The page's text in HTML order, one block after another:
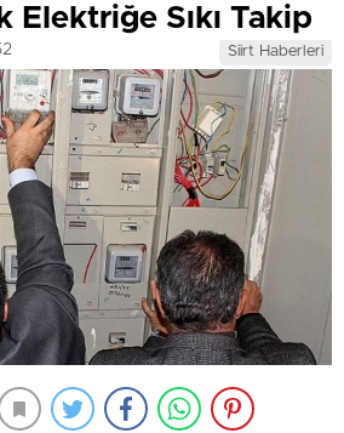
Elektriğe Sıkı Takip
Siirt Haberleri